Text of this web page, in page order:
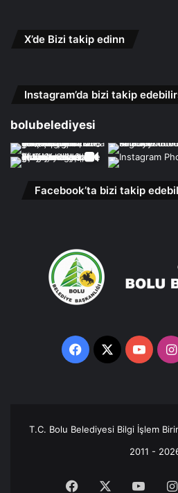
X’de Bizi takip edinn
Instagram’da bizi takip
bolubelediyesi
Facebook’ta bizi takip
Facebook
X
T.C. Bolu Belediyesi Bilgi İşlem
2011 -
Facebook